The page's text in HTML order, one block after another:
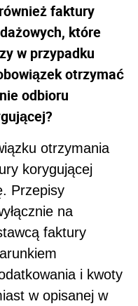
faktury
które
w przypadku
otrzymać
odbioru
otrzymania
korygującej
Przepisy
na
faktury
i kwoty
w opisanej w